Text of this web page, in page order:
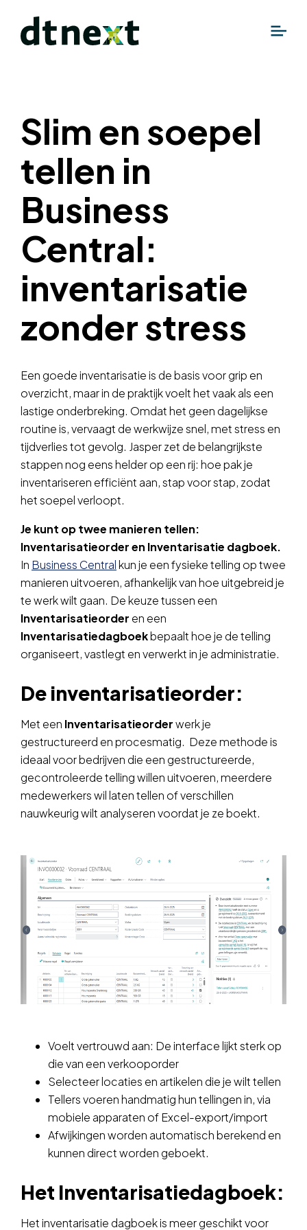
Slim en soepel
tellen in
Business
Central:
inventarisatie
zonder stress
Een goede inventarisatie is de basis voor grip en
overzicht, maar in de praktijk voelt het vaak als een
lastige onderbreking. Omdat het geen dagelijkse
routine is, vervaagt de werkwijze snel, met stress en
tijdverlies tot gevolg. Jasper zet de belangrijkste
stappen nog eens helder op een rij: hoe pak je
inventariseren efficiënt aan, stap voor stap, zodat
het soepel verloopt.
Je kunt op twee manieren tellen:
Inventarisatieorder en Inventarisatie dagboek.
In Business Centralkun je een fysieke telling op twee
manieren uitvoeren, afhankelijk van hoe uitgebreid je
te werk wilt gaan. De keuze tussen een
Inventarisatieorder en een
Inventarisatiedagboekbepaalt hoe je de telling
organiseert, vastlegt en verwerkt in je administratie.
De inventarisatieorder:
Met een Inventarisatieorderwerk je
gestructureerd en procesmatig. Deze methode is
ideaal voor bedrijven die een gestructureerde,
gecontroleerde telling willen uitvoeren, meerdere
medewerkers wil laten tellen of verschillen
nauwkeurig wilt analyseren voordat je ze boekt.
Voelt vertrouwd aan: De interface lijkt sterk op
die van een verkooporder
Selecteer locaties en artikelen die je wilt tellen
Tellers voeren handmatig hun tellingen in, via
mobiele apparaten of Excel-export/import
Afwijkingen worden automatisch berekend en
kunnen direct worden geboekt.
Het Inventarisatiedagboek:
Het inventarisatie dagboek is meer geschikt voor